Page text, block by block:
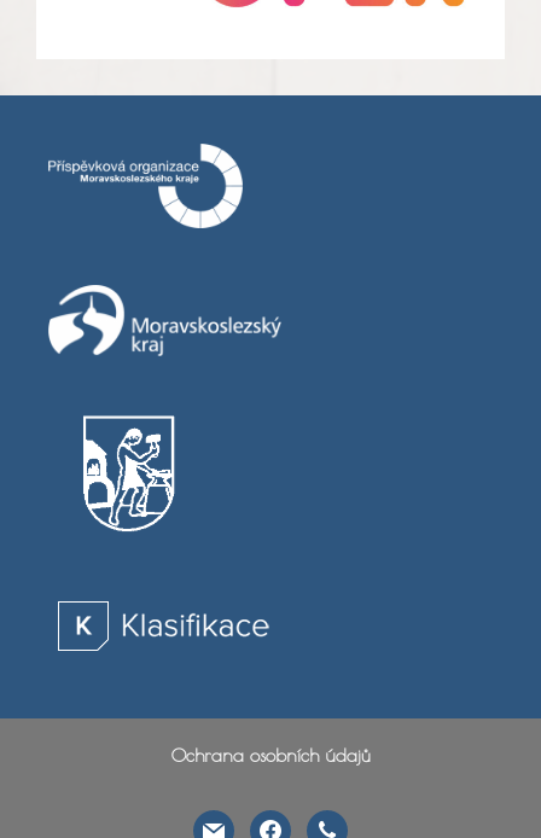
Ochrana osobních údajů
mail facebookphone